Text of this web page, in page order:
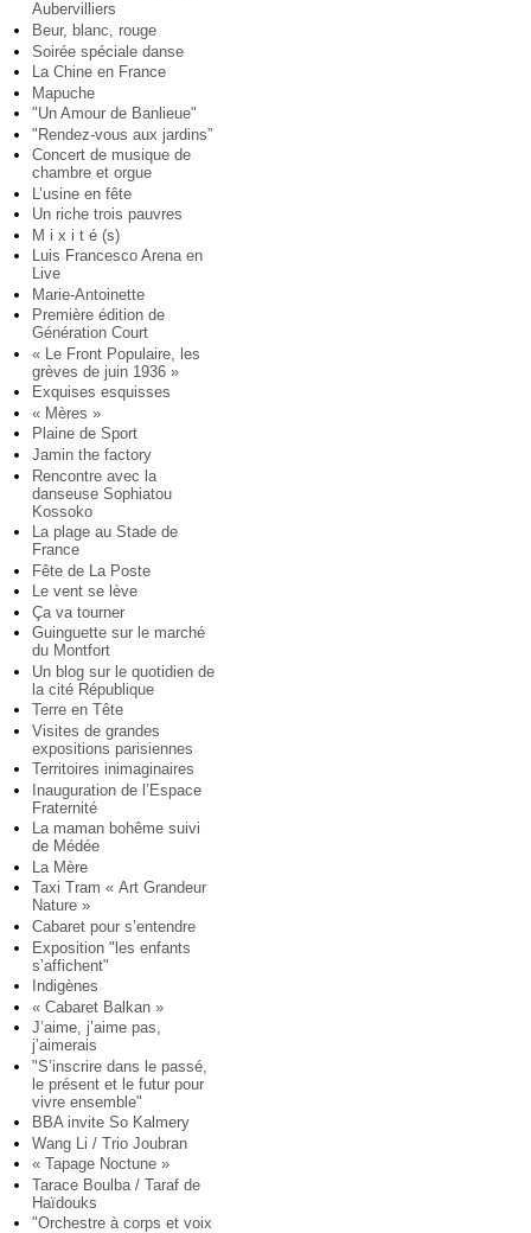
Aubervilliers
Beur, blanc, rouge
Soirée spéciale danse
La Chine en France
Mapuche
"Un Amour de Banlieue"
"Rendez-vous aux jardins”
Concert de musique de
chambre et orgue
L’usine en fête
Un riche trois pauvres
M i x i t é (s)
Luis Francesco Arena en
Live
Marie-Antoinette
Première édition de
Génération Court
« Le Front Populaire, les
grèves de juin 1936 »
Exquises esquisses
« Mères »
Plaine de Sport
Jamin the factory
Rencontre avec la
danseuse Sophiatou
Kossoko
La plage au Stade de
France
Fête de La Poste
Le vent se lève
Ça va tourner
Guinguette sur le marché
du Montfort
Un blog sur le quotidien de
la cité République
Terre en Tête
Visites de grandes
expositions parisiennes
Territoires inimaginaires
Inauguration de l’Espace
Fraternité
La maman bohême suivi
de Médée
La Mère
Taxi Tram « Art Grandeur
Nature »
Cabaret pour s’entendre
Exposition "les enfants
s’affichent"
Indigènes
« Cabaret Balkan »
J’aime, j’aime pas,
j’aimerais
"S’inscrire dans le passé,
le présent et le futur pour
vivre ensemble"
BBA invite So Kalmery
Wang Li / Trio Joubran
« Tapage Noctune »
Tarace Boulba / Taraf de
Haïdouks
"Orchestre à corps et voix